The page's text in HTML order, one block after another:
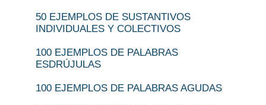
50 EJEMPLOS DE SUSTANTIVOS
INDIVIDUALES Y COLECTIVOS
100 EJEMPLOS DE PALABRAS
ESDRÚJULAS
100 EJEMPLOS DE PALABRAS AGUDAS